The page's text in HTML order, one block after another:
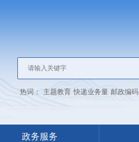
热词： 主题教育 快递业务量 邮政编码
政务服务